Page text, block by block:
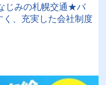
じみの札幌交通★バ
、充実した会社制度